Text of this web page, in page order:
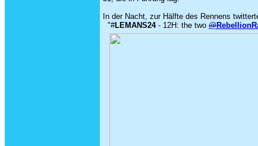
In der Nacht, zur Hälfte des Rennens
.."#LEMANS24- 12H: the two @